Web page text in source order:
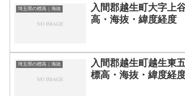
埼玉県の標高｜海抜
入間郡越生町大字上
高・海抜・緯度経度
埼玉県の標高｜海抜
入間郡越生町越生東
標高・海抜・緯度経